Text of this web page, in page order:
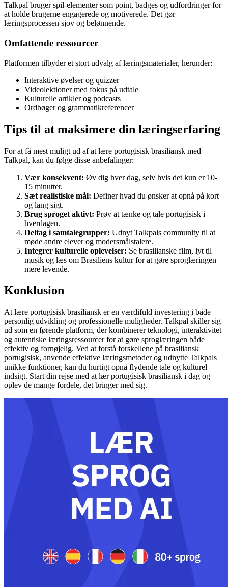
Talkpal bruger spil-elementer som point, badges og udfordringer for
at holde brugerne engagerede og motiverede. Det gør
læringsprocessen sjov og belønnende.
Omfattende ressourcer
Platformen tilbyder et stort udvalg af læringsmaterialer, herunder:
Interaktive øvelser og quizzer
Videolektioner med fokus på udtale
Kulturelle artikler og podcasts
Ordbøger og grammatikreferencer
Tips til at maksimere din læringserfaring
For at få mest muligt ud af at lære portugisisk brasiliansk med
Talkpal, kan du følge disse anbefalinger:
Vær konsekvent: Øv dig hver dag, selv hvis det kun er 10-
15 minutter.
Sæt realistiske mål: Definer hvad du ønsker at opnå på kort
og lang sigt.
Brug sproget aktivt: Prøv at tænke og tale portugisisk i
hverdagen.
Deltag i samtalegrupper: Udnyt Talkpals community til at
møde andre elever og modersmålstalere.
Integrer kulturelle oplevelser: Se brasilianske film, lyt til
musik og læs om Brasiliens kultur for at gøre sproglæringen
mere levende.
Konklusion
At lære portugisisk brasiliansk er en værdifuld investering i både
personlig udvikling og professionelle muligheder. Talkpal skiller sig
ud som en førende platform, der kombinerer teknologi, interaktivitet
og autentiske læringsressourcer for at gøre sproglæringen både
effektiv og fornøjelig. Ved at forstå forskellene på brasiliansk
portugisisk, anvende effektive læringsmetoder og udnytte Talkpals
unikke funktioner, kan du hurtigt opnå flydende tale og kulturel
indsigt. Start din rejse med at lær portugisisk brasiliansk i dag og
oplev de mange fordele, det bringer med sig.